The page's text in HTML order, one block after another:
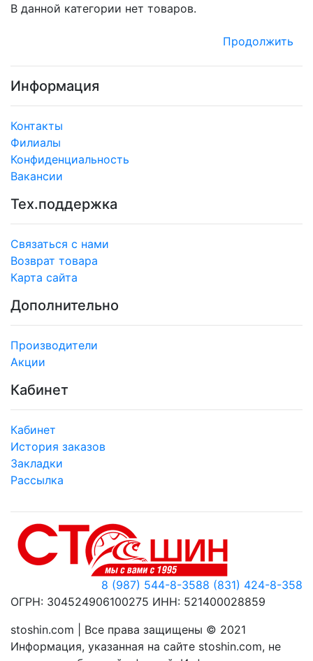
В данной категории нет товаров.
Продолжить
Информация
Контакты
Филиалы
Конфиденциальность
Вакансии
Тех.поддержка
Связаться с нами
Возврат товара
Карта сайта
Дополнительно
Производители
Акции
Кабинет
Кабинет
История заказов
Закладки
Рассылка
8 (831) 424-8-358
8 (987) 544-8-358
ОГРН: 304524906100275 ИНН: 521400028859
stoshin.com | Все права защищены © 2021
Информация, указанная на сайте stoshin.com, не